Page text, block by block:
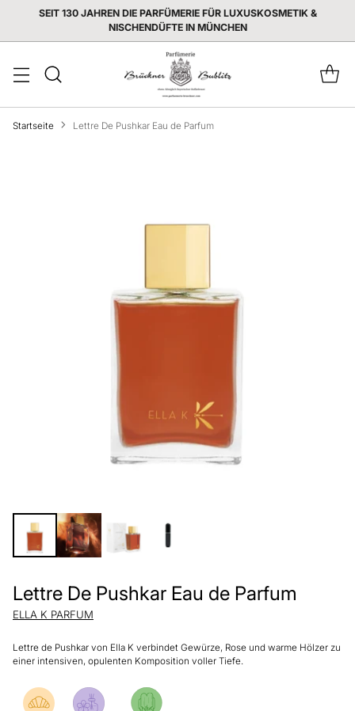
Startseite Lettre De Pushkar Eau de Parfum
Lettre De Pushkar Eau de Parfum
ELLA K PARFUM
Lettre de Pushkar von Ella K verbindet Gewürze, Rose und warme Hölzer zu
einer intensiven, opulenten Komposition voller Tiefe.